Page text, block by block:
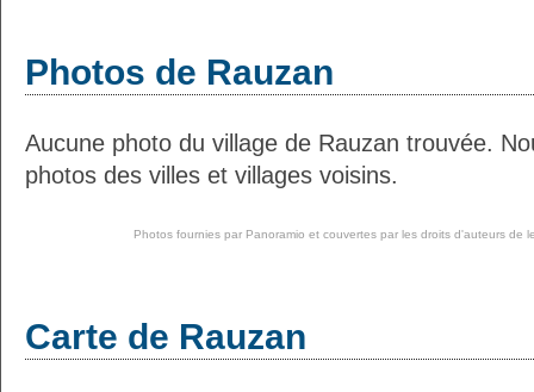
Photos de Rauzan
Aucune photo du village de Rauzan trouvée.
photos des villes et villages voisins.
Photos fournies par Panoramio et couvertes par les droits d'auteurs de
Carte de Rauzan